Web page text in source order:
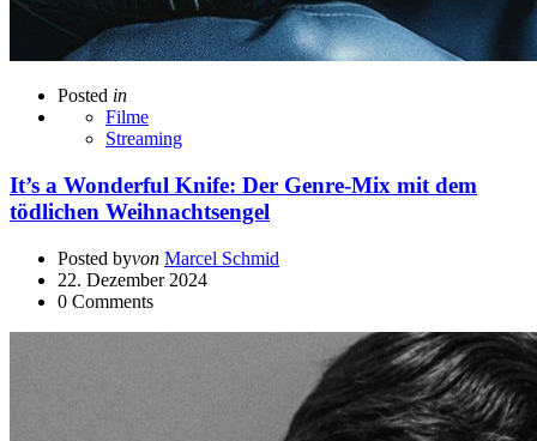
Posted in
Filme
Streaming
It’s a Wonderful Knife: Der Genre-Mix mit dem
tödlichen Weihnachtsengel
Posted byvon Marcel Schmid
22. Dezember 2024
0 Comments